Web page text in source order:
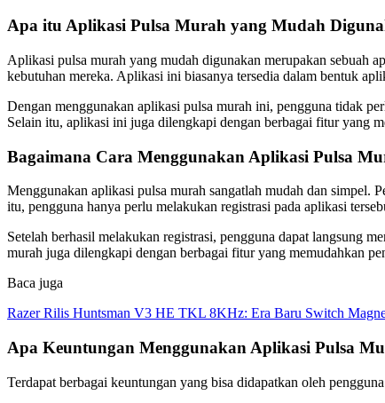
Apa itu Aplikasi Pulsa Murah yang Mudah
Aplikasi pulsa murah yang mudah digunakan merupakan sebuah
kebutuhan mereka. Aplikasi ini biasanya tersedia dalam bentuk
Dengan menggunakan aplikasi pulsa murah ini, pengguna tidak
Selain itu, aplikasi ini juga dilengkapi dengan berbagai fitur yang
Bagaimana Cara Menggunakan Aplikasi Pulsa
Menggunakan aplikasi pulsa murah sangatlah mudah dan simpel.
itu, pengguna hanya perlu melakukan registrasi pada aplikasi
Setelah berhasil melakukan registrasi, pengguna dapat langsung
murah juga dilengkapi dengan berbagai fitur yang memudahkan
Baca juga
Razer Rilis Huntsman V3 HE TKL 8KHz: Era Baru Switch
Apa Keuntungan Menggunakan Aplikasi Pulsa
Terdapat berbagai keuntungan yang bisa didapatkan oleh